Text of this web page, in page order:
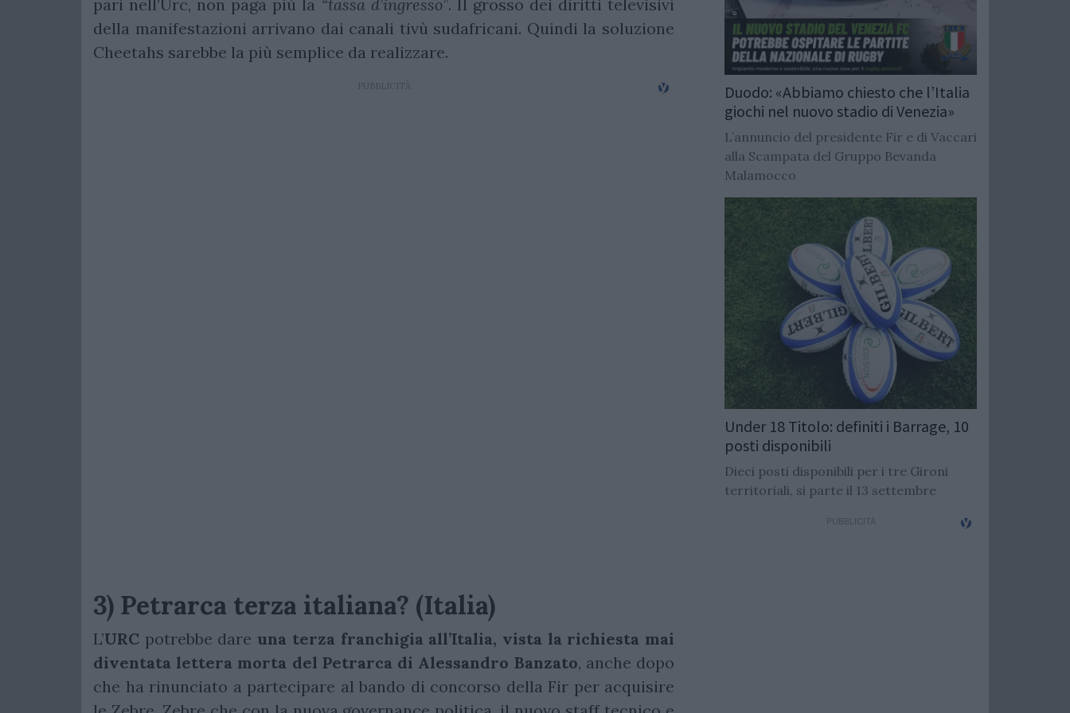
pari nell’Urc, non paga più la “tassa d’ingresso”. Il grosso dei diritti televisivi
della manifestazioni arrivano dai canali tivù sudafricani. Quindi la soluzione
Cheetahs sarebbe la più semplice da realizzare.
3) Petrarca terza italiana? (Italia)
L’URC potrebbe dare una terza franchigia all’Italia, vista la richiesta mai
diventata lettera morta del Petrarca di Alessandro Banzato, anche dopo
che ha rinunciato a partecipare al bando di concorso della Fir per acquisire
Duodo: «Abbiamo chiesto che l’Italia
giochi nel nuovo stadio di Venezia»
L’annuncio del presidente Fir e di Vaccari
alla Scampata del Gruppo Bevanda
Malamocco
Under 18 Titolo: definiti i Barrage, 10
posti disponibili
Dieci posti disponibili per i tre Gironi
territoriali, si parte il 13 settembre